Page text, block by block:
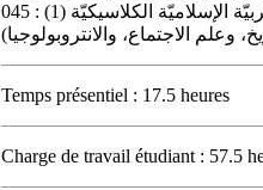
الفصل السابق في مادّة الحضارة العربيّة الإسلاميّة الكلاسيكيّة (1) : 045CIVCL5، أي إلى تزويد الطالب بالمعلومات الأساسيّة التي تؤهّله لدراسة فكرٍ وأدبٍ متأثّرين بالإسلام، وبطريقةٍ لدراسة
Temps présentiel : 17.5 heures
Charge de travail étudiant : 57.5